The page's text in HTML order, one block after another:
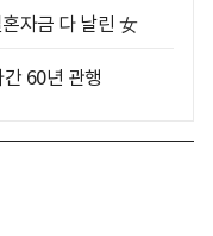
자금 다 날린 女
60년 관행